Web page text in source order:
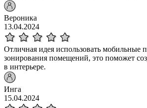
Вероника
13.04.2024
Отличная идея использовать мобильные
зонирования помещений, это поможет
в интерьере.
Инга
15.04.2024